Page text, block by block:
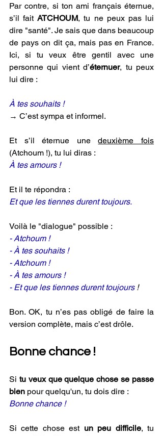
Par contre, si ton ami français éternue,
s’il fait ATCHOUM, tu ne peux pas lui
dire "santé". Je sais que dans beaucoup
de pays on dit ça, mais pas en France.
Ici, si tu veux être gentil avec une
personne qui vient d’éternuer, tu peux
lui dire :
À tes souhaits !
→ C’est sympa et informel.
Et s’il éternue une deuxième fois
(Atchoum !), tu lui diras :
À tes amours !
Et il te répondra :
Et que les tiennes durent toujours.
Voilà le "dialogue" possible :
- Atchoum !
- À tes souhaits !
- Atchoum !
- À tes amours !
- Et que les tiennes durent toujours !
Bon. OK, tu n’es pas obligé de faire la
version complète, mais c’est drôle.
Bonne chance !
Si tu veux que quelque chose se passe
bien pour quelqu'un, tu dois dire :
Bonne chance !
Si cette chose est un peu difficile, tu